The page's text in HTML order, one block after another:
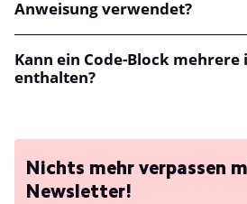
Anweisung verwendet?
Kann ein Code-Block mehrere
enthalten?
Nichts mehr verpassen
Newsletter!